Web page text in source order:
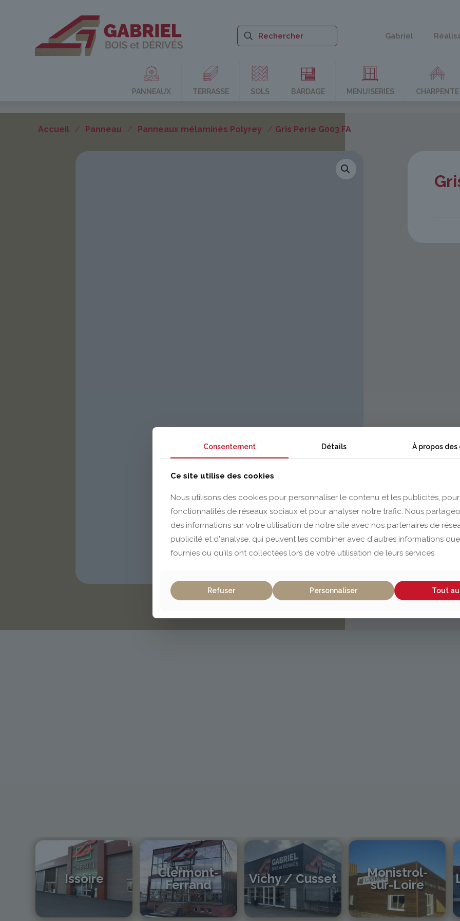
Gabriel
PANNEAUX TERRASSE SOLS BARDAGE MENUISERIES CHARPENTE
Accueil / Panneau / Panneaux mélaminés Polyrey / Gris Perle G003 FA
Issoire
Clermont-
Ferrand
04 73 42 18 38
Vichy / Cusset
04 70 97 56 39
cusset@gabriel-sa.fr
Monistrol-
sur-Loire
04 71 61 01 86
Consentement Détails À propos des
Ce site utilise des cookies
Nous utilisons des cookies pour personnaliser le contenu et les publicités,
fonctionnalités de réseaux sociaux et pour analyser notre trafic. Nous
des informations sur votre utilisation de notre site avec nos partenaires de
publicité et d'analyse, qui peuvent les combiner avec d'autres informations
fournies ou qu'ils ont collectées lors de votre utilisation de leurs services.
Refuser Personnaliser Tout